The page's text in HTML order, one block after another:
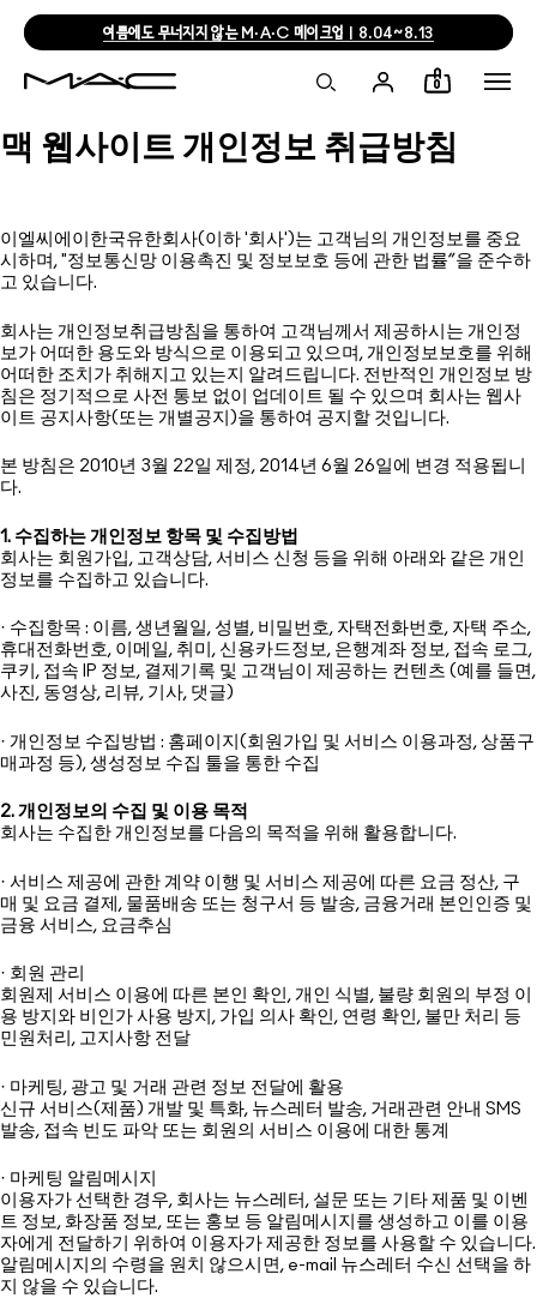
여름에도 무너지지 않는 M·A·C 메이크업 | 8.04~8.13
0
맥 웹사이트 개인정보 취급방침
이엘씨에이한국유한회사(이하 '회사')는 고객님의 개인정보를 중요
시하며, "정보통신망 이용촉진 및 정보보호 등에 관한 법률”을 준수하
고 있습니다.
회사는 개인정보취급방침을 통하여 고객님께서 제공하시는 개인정
보가 어떠한 용도와 방식으로 이용되고 있으며, 개인정보보호를 위해
어떠한 조치가 취해지고 있는지 알려드립니다. 전반적인 개인정보 방
침은 정기적으로 사전 통보 없이 업데이트 될 수 있으며 회사는 웹사
이트 공지사항(또는 개별공지)을 통하여 공지할 것입니다.
본 방침은 2010년 3월 22일 제정, 2014년 6월 26일에 변경 적용됩니
다.
1. 수집하는 개인정보 항목 및 수집방법
회사는 회원가입, 고객상담, 서비스 신청 등을 위해 아래와 같은 개인
정보를 수집하고 있습니다.
· 수집항목 : 이름, 생년월일, 성별, 비밀번호, 자택전화번호, 자택 주소,
휴대전화번호, 이메일, 취미, 신용카드정보, 은행계좌 정보, 접속 로그,
쿠키, 접속 IP 정보, 결제기록 및 고객님이 제공하는 컨텐츠 (예를 들면,
사진, 동영상, 리뷰, 기사, 댓글)
· 개인정보 수집방법 : 홈페이지(회원가입 및 서비스 이용과정, 상품구
매과정 등), 생성정보 수집 툴을 통한 수집
2. 개인정보의 수집 및 이용 목적
회사는 수집한 개인정보를 다음의 목적을 위해 활용합니다.
· 서비스 제공에 관한 계약 이행 및 서비스 제공에 따른 요금 정산, 구
매 및 요금 결제, 물품배송 또는 청구서 등 발송, 금융거래 본인인증 및
금융 서비스, 요금추심
· 회원 관리
회원제 서비스 이용에 따른 본인 확인, 개인 식별, 불량 회원의 부정 이
용 방지와 비인가 사용 방지, 가입 의사 확인, 연령 확인, 불만 처리 등
민원처리, 고지사항 전달
· 마케팅, 광고 및 거래 관련 정보 전달에 활용
신규 서비스(제품) 개발 및 특화, 뉴스레터 발송, 거래관련 안내 SMS
발송, 접속 빈도 파악 또는 회원의 서비스 이용에 대한 통계
· 마케팅 알림메시지
이용자가 선택한 경우, 회사는 뉴스레터, 설문 또는 기타 제품 및 이벤
트 정보, 화장품 정보, 또는 홍보 등 알림메시지를 생성하고 이를 이용
자에게 전달하기 위하여 이용자가 제공한 정보를 사용할 수 있습니다.
알림메시지의 수령을 원치 않으시면, e-mail 뉴스레터 수신 선택을 하
지 않을 수 있습니다.